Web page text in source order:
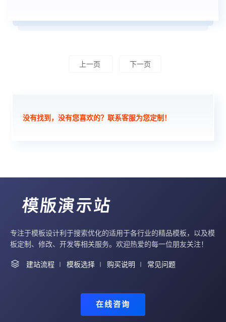
上一页 下一页
没有找到，没有您喜欢的？联系客服为您定制！
专注于模板设计利于搜索优化的适用于各行业的精品模板，以及模
板定制、修改、开发等相关服务。欢迎热爱的每一位朋友关注！
建站流程 模板选择 购买说明 常见问题
在线咨询